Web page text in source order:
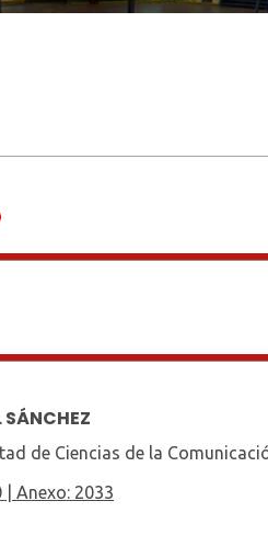
SÁNCHEZ
de Ciencias de la
| Anexo: 2033